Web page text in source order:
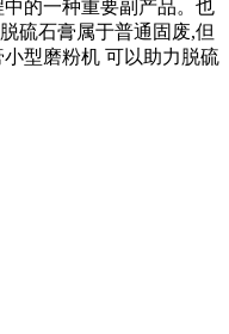
的一种重要副产品。也
硫石膏属于普通固废,但
型磨粉机 可以助力脱硫